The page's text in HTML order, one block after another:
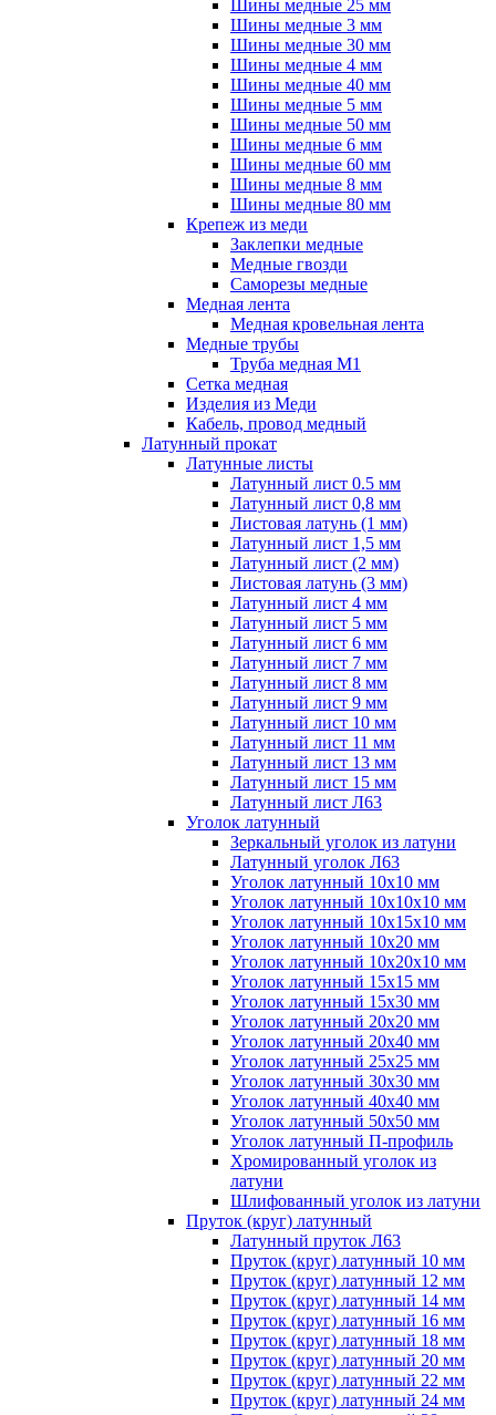
Шины медные 25 мм
Шины медные 3 мм
Шины медные 30 мм
Шины медные 4 мм
Шины медные 40 мм
Шины медные 5 мм
Шины медные 50 мм
Шины медные 6 мм
Шины медные 60 мм
Шины медные 8 мм
Шины медные 80 мм
Крепеж из меди
Заклепки медные
Медные гвозди
Саморезы медные
Медная лента
Медная кровельная лента
Медные трубы
Труба медная М1
Сетка медная
Изделия из Меди
Кабель, провод медный
Латунный прокат
Латунные листы
Латунный лист 0.5 мм
Латунный лист 0,8 мм
Листовая латунь (1 мм)
Латунный лист 1,5 мм
Латунный лист (2 мм)
Листовая латунь (3 мм)
Латунный лист 4 мм
Латунный лист 5 мм
Латунный лист 6 мм
Латунный лист 7 мм
Латунный лист 8 мм
Латунный лист 9 мм
Латунный лист 10 мм
Латунный лист 11 мм
Латунный лист 13 мм
Латунный лист 15 мм
Латунный лист Л63
Уголок латунный
Зеркальный уголок из латуни
Латунный уголок Л63
Уголок латунный 10x10 мм
Уголок латунный 10x10x10 мм
Уголок латунный 10x15x10 мм
Уголок латунный 10x20 мм
Уголок латунный 10x20x10 мм
Уголок латунный 15x15 мм
Уголок латунный 15x30 мм
Уголок латунный 20x20 мм
Уголок латунный 20x40 мм
Уголок латунный 25x25 мм
Уголок латунный 30x30 мм
Уголок латунный 40x40 мм
Уголок латунный 50x50 мм
Уголок латунный П-профиль
Хромированный уголок из
латуни
Шлифованный уголок из латуни
Пруток (круг) латунный
Латунный пруток Л63
Пруток (круг) латунный 10 мм
Пруток (круг) латунный 12 мм
Пруток (круг) латунный 14 мм
Пруток (круг) латунный 16 мм
Пруток (круг) латунный 18 мм
Пруток (круг) латунный 20 мм
Пруток (круг) латунный 22 мм
Пруток (круг) латунный 24 мм